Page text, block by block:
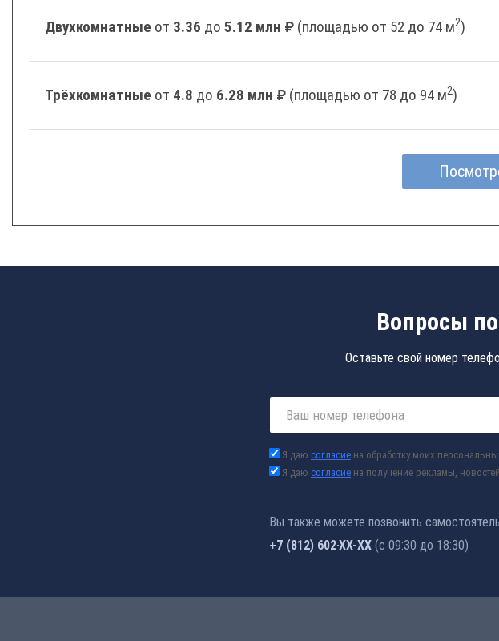
Двухкомнатные от 3.36 до 5.12 млн ₽ (площадью от 52 до 74 м2)
Трёхкомнатные от 4.8 до 6.28 млн ₽ (площадью от 78 до 94 м2)
Вопросы
Оставьте свой номер
Я даю согласие на обработку моих
Я даю согласие на получение рекламы,
Вы также можете позвонить
+7 (812) 602-44-77 (с 09:30 до 18:30)